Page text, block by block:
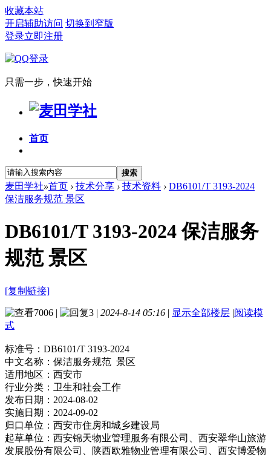
收藏本站
开启辅助访问 切换到窄版
登录立即注册
只需一步，快速开始
首页
搜索
麦田学社»首页 › 技术分享 › 技术资料 › DB6101/T 3193-2024
保洁服务规范 景区
DB6101/T 3193-2024 保洁服务
规范 景区
[复制链接]
7006 | 3 | 2024-8-14 05:16 | 显示全部楼层 |阅读模
式
标准号： DB6101/T 3193-2024
中文名称： 保洁服务规范 景区
适用地区： 西安市
行业分类： 卫生和社会工作
发布日期： 2024-08-02
实施日期： 2024-09-02
归口单位： 西安市住房和城乡建设局
起草单位： 西安锦天物业管理服务有限公司、西安翠华山旅游
发展股份有限公司、陕西欧雅物业管理有限公司、西安博爱物